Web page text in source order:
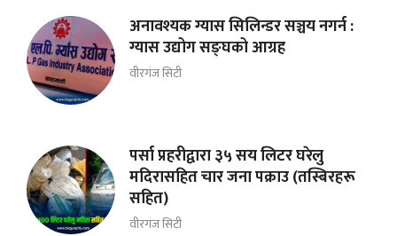
अनावश्यक ग्यास सिलिन्डर सञ्चय नगर्न :
ग्यास उद्योग सङ्घको आग्रह
वीरगंज सिटी
पर्सा प्रहरीद्वारा ३५ सय लिटर घरेलु
मदिरासहित चार जना पक्राउ (तस्बिरहरू
सहित)
वीरगंज सिटी